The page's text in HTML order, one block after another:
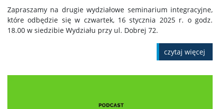
Zapraszamy na drugie wydziałowe seminarium integracyjne,
które odbędzie się w czwartek, 16 stycznia 2025 r. o godz.
18.00 w siedzibie Wydziału przy ul. Dobrej 72.
czytaj więcej